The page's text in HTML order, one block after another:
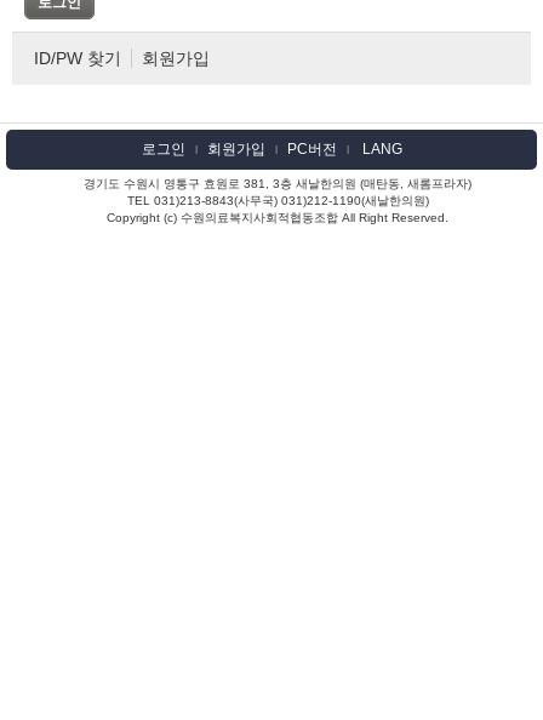
ID/PW 찾기 회원가입
로그인 l 회원가입 l PC버전 l LANG
경기도 수원시 영통구 효원로 381, 3층 새날한의원 (매탄동, 새롬프라자)
TEL 031)213-8843(사무국) 031)212-1190(새날한의원)
Copyright (c) 수원의료복지사회적협동조합 All Right Reserved.